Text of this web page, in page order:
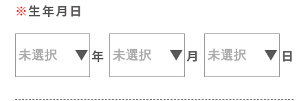
※生年月日
年 月 日